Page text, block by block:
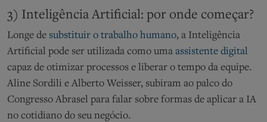
3) Inteligência Artificial: por onde começar?
Longe de substituir o trabalho humano, a Inteligência
Artificial pode ser utilizada como uma assistente digital
capaz de otimizar processos e liberar o tempo da equipe.
Aline Sordili e Alberto Weisser, subiram ao palco do
Congresso Abrasel para falar sobre formas de aplicar a IA
no cotidiano do seu negócio.